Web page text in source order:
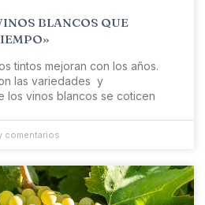
BLANCOS QUE
tintos mejoran con los años.
las variedades y
los vinos blancos se coticen
comentarios